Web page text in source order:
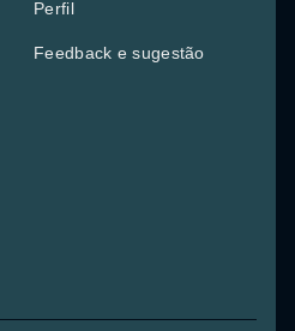
Perfil
Feedback e sugestão